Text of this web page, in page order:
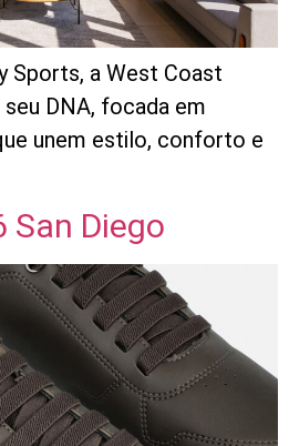
Sports, a West Coast
DNA, focada em
unem estilo, conforto e
San Diego